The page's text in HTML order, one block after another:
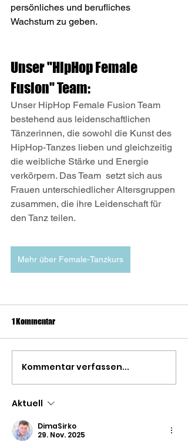
persönliches und berufliches
Wachstum zu geben.
Unser "HipHop Female
Fusion" Team:
Unser HipHop Female Fusion Team
bestehend aus leidenschaftlichen
Tänzerinnen, die sowohl die Kunst des
HipHop-Tanzes lieben und gleichzeitig
die weibliche Stärke und Energie
verkörpern. Das Team  setzt sich aus
Frauen unterschiedlicher Altersgruppen
zusammen, die ihre Leidenschaft für
den Tanz teilen.
Mehr über Female-Tanzkurs
1 Kommentar
Kommentar verfassen...
Aktuell
DimaSirko
29. Nov. 2025